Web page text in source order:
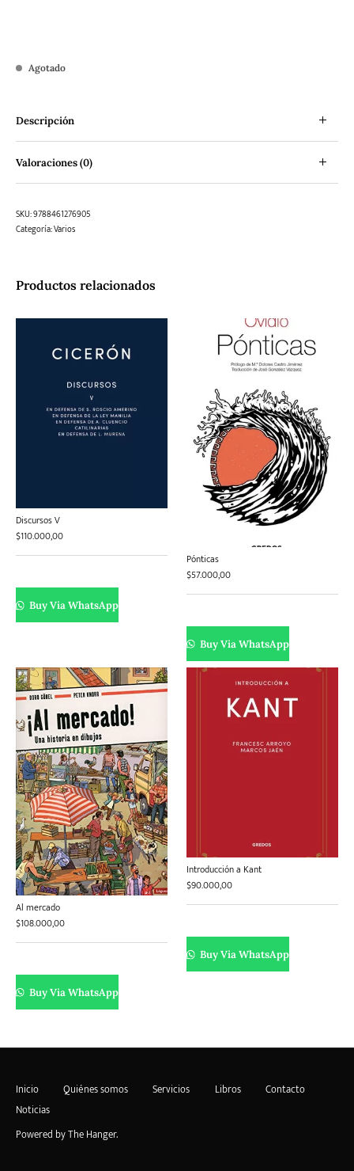
Agotado
Descripción
Valoraciones (0)
SKU:9788461276905
Categoría:Varios
Productos relacionados
Discursos V
$110.000,00
Buy Via WhatsApp
Pónticas
$57.000,00
Buy Via WhatsApp
Al mercado
$108.000,00
Buy Via WhatsApp
Introducción a Kant
$90.000,00
Buy Via WhatsApp
Inicio Quiénes somos Servicios Libros
Contacto
Noticias
Powered byThe Hanger.